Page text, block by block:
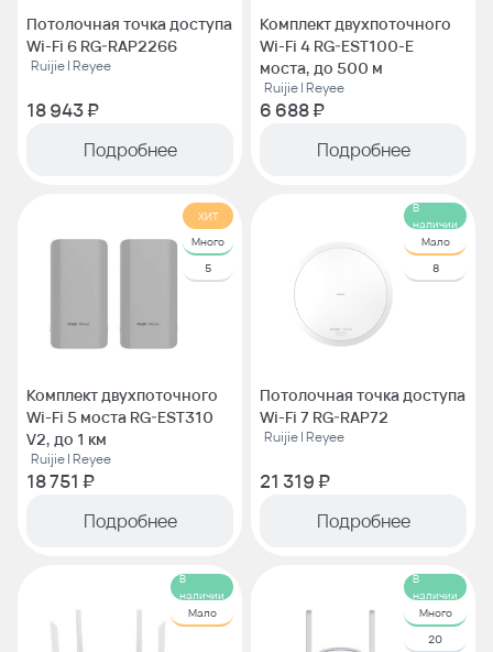
Потолочная точка доступа
Wi-Fi 6 RG-RAP2266
Ruijie | Reyee
18 943 ₽
Подробнее
Комплект двухпоточного
Wi-Fi 4 RG-EST100-E
моста, до 500 м
Ruijie | Reyee
6 688 ₽
Подробнее
ХИТ
Много
5
Комплект двухпоточного
Wi-Fi 5 моста RG-EST310
V2, до 1 км
Ruijie | Reyee
18 751 ₽
Подробнее
В
наличии
Мало
8
Потолочная точка доступа
Wi-Fi 7 RG-RAP72
Ruijie | Reyee
21 319 ₽
Подробнее
В
наличии
Мало
В
наличии
Много
20